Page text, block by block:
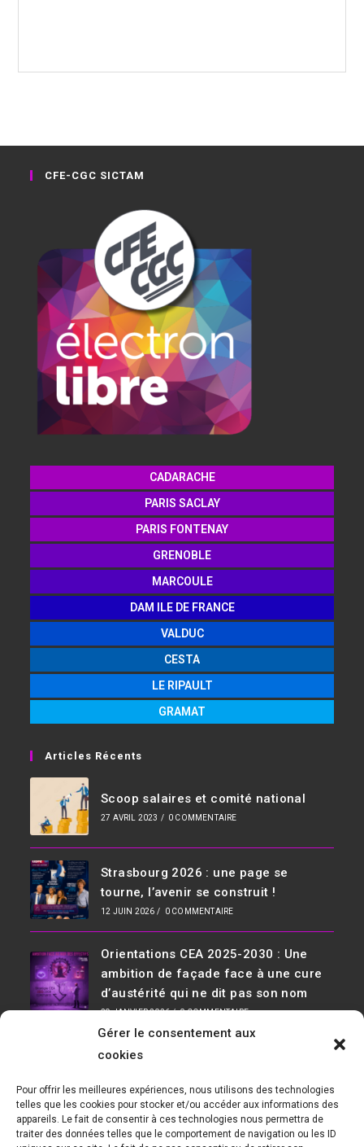
Gérer le consentement aux
cookies
Pour offrir les meilleures expériences, nous utilisons des technologies
telles que les cookies pour stocker et/ou accéder aux informations des
appareils. Le fait de consentir à ces technologies nous permettra de
traiter des données telles que le comportement de navigation ou les ID
CFE-CGC SICTAM
CADARACHE
PARIS SACLAY
PARIS FONTENAY
GRENOBLE
MARCOULE
DAM ILE DE FRANCE
VALDUC
CESTA
LE RIPAULT
GRAMAT
Articles Récents
Scoop salaires et comité national
27 AVRIL 2023 / 0 COMMENTAIRE
Strasbourg 2026 : une page se
tourne, l’avenir se construit !
12 JUIN 2026 / 0 COMMENTAIRE
Orientations CEA 2025-2030 : Une
ambition de façade face à une cure
d’austérité qui ne dit pas son nom
29 JANVIER 2026 / 0 COMMENTAIRE
D36, 91190 Saclay Bât 534
Téléphone :
01 69 08 30 04